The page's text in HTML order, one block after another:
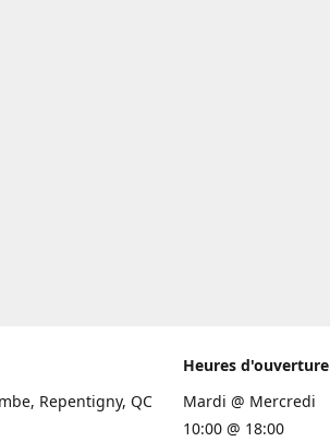
Repentigny, QC
Heures d'ouverture
Mardi @ Mercredi
10:00 @ 18:00